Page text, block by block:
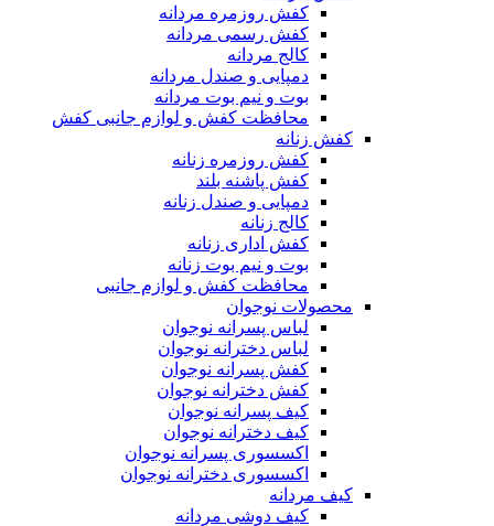
کفش روزمره مردانه
کفش رسمی مردانه
کالج مردانه
دمپایی و صندل مردانه
بوت و نیم بوت مردانه
محافظت کفش و لوازم جانبی کفش
کفش زنانه
کفش روزمره زنانه
کفش پاشنه بلند
دمپایی و صندل زنانه
کالج زنانه
کفش اداری زنانه
بوت و نیم بوت زنانه
محافظت کفش و لوازم جانبی
محصولات نوجوان
لباس پسرانه نوجوان
لباس دخترانه نوجوان
کفش پسرانه نوجوان
کفش دخترانه نوجوان
کیف پسرانه نوجوان
کیف دخترانه نوجوان
اکسسوری پسرانه نوجوان
اکسسوری دخترانه نوجوان
کیف مردانه
کیف دوشی مردانه